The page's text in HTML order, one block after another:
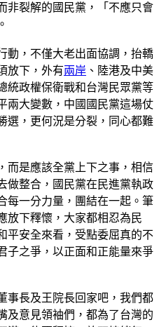
非裂解的國民黨，「不應只會
動，不僅大老出面協調，抬轎
放下，外有兩岸 、陸港及中美
統政權保衛戰和台灣民眾黨等
兩大變數，中國國民黨這場仗
選，更何況是分裂，同心都難
而是應該全黨上下之事，相信
做整合，國民黨在民進黨執政
每一分力量，團結在一起。筆
放下釋懷，大家都相忍為民
平安全來看，受點委屈真的不
子之爭，以正面和正能量來爭
事長及王院長回家吧，我們都
及意見領袖們，都為了台灣的